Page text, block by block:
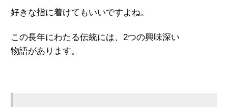
好きな指に着けてもいいですよね。
この長年にわたる伝統には、2つの興味深い
物語があります。